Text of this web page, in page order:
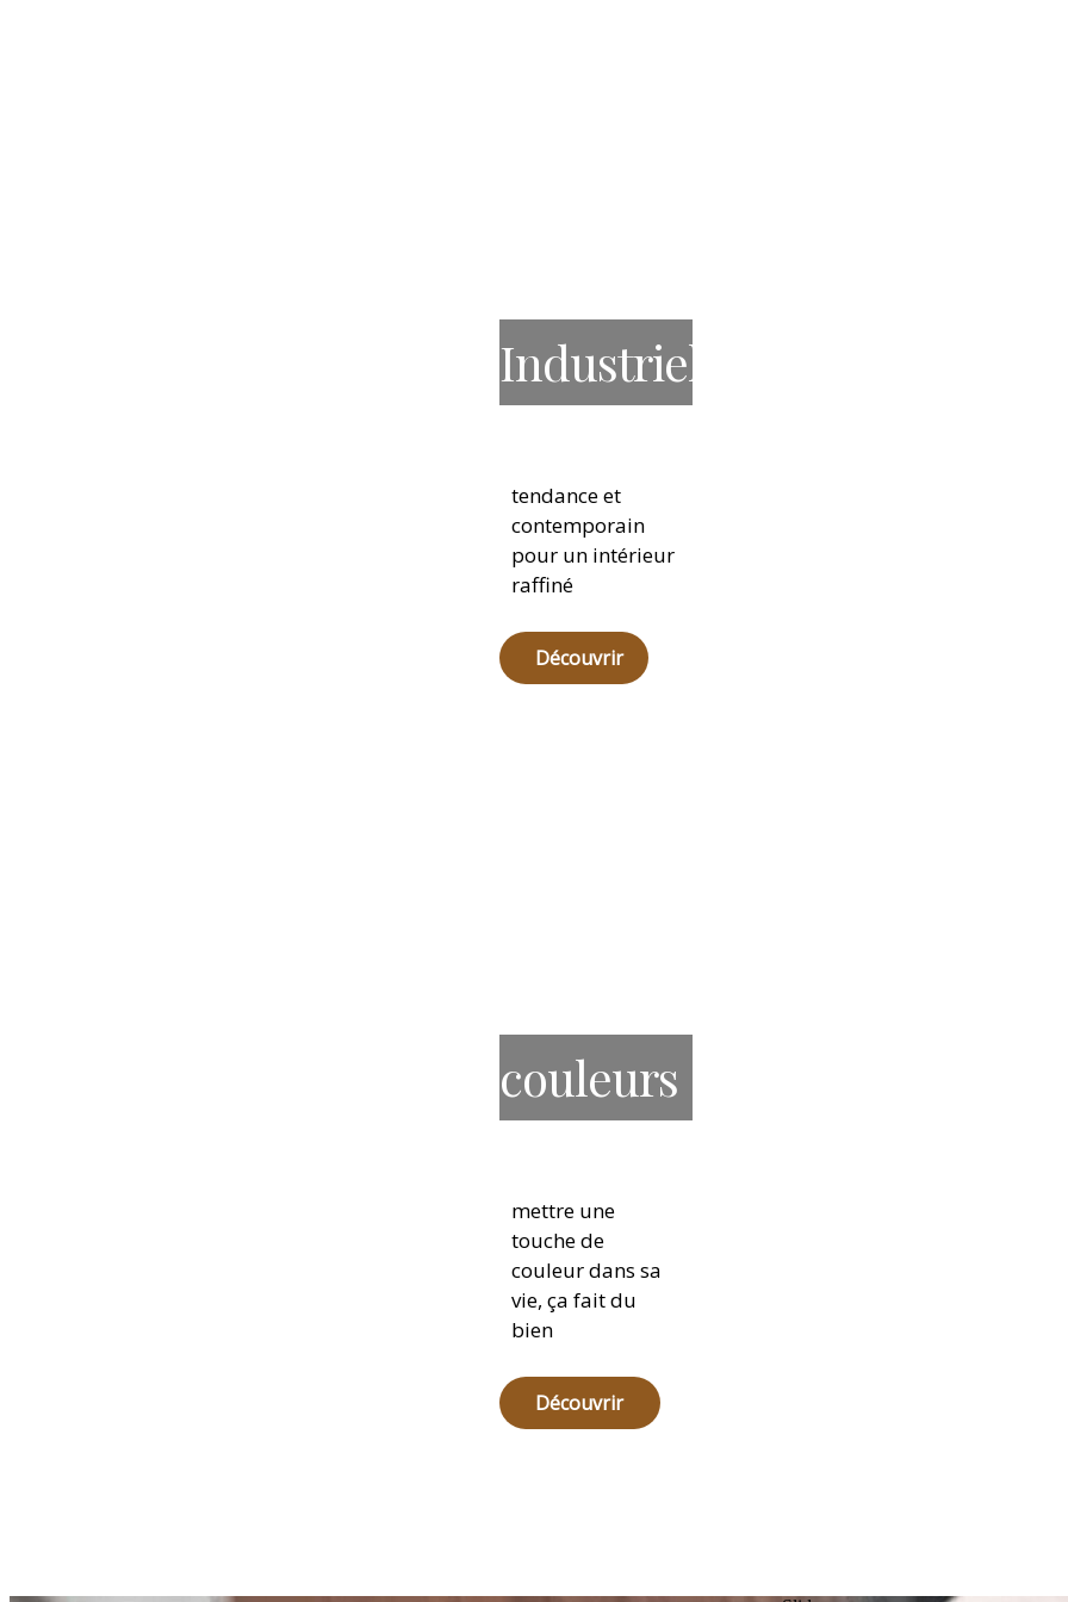
Industriel
tendance et
contemporain
pour un intérieur
raffiné
Découvrir
couleurs
mettre une
touche de
couleur dans sa
vie, ça fait du
bien
Découvrir